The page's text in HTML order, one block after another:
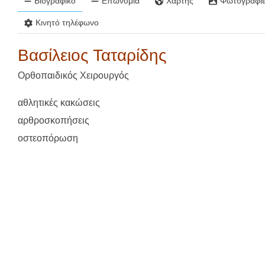
Κινητό τηλέφωνο
Βασίλειος Ταταρίδης
Ορθοπαιδικός Χειρουργός
αθλητικές κακώσεις
αρθροσκοπήσεις
οστεοπόρωση